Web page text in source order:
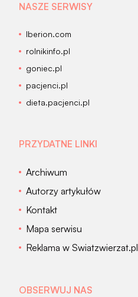
NASZE SERWISY
Iberion.com
rolnikinfo.pl
goniec.pl
pacjenci.pl
dieta.pacjenci.pl
PRZYDATNE LINKI
Archiwum
Autorzy artykułów
Kontakt
Mapa serwisu
Reklama w Swiatzwierzat.pl
OBSERWUJ NAS